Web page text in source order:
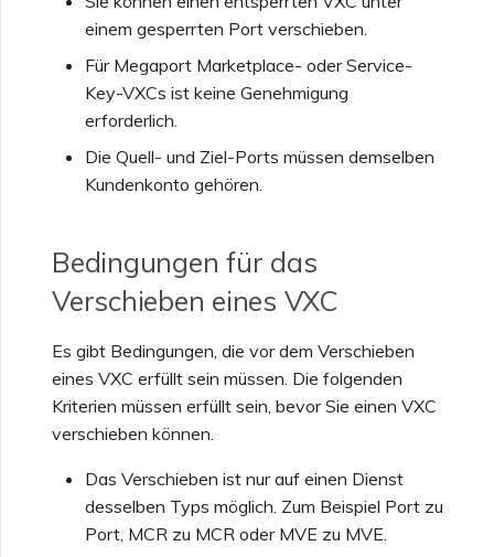
Portal
Connect
VMware Cloud
Salesforce-MCR-
Verbindungen
Cloud
Funktionsweise von NAT
MCR-Peering für private
Check Point CloudGuard
Fortinet FortiGate
Juniper
Peplink FusionHub
Versa SD-WAN
VMware SD-WAN
Sicherheitseinstellungen
Anzeigen von
Aktivitätsprotokollen
Überwachen von
Sperren von Megaport-
Diensten
Megaport Letter of
Authorization
MVE-Abrechnung
Abrechnung von VXC,
Megaport Internet und IX
Erstellen einer Megaport
Internet-Verbindung
Erstellen eines MCR
Erstellen eines MCR VXC
Erstellen eines VXC zu
Azure über MCR
Erstellen eines VXC zu
AWS über MVE
Azure über MVE
Provider
Testen in der Staging-
Umgebung
Sicherheitsverantwortung
FAQs zur Megaport-
Portal-Authentifizierung
FAQs zum Veralten der X-
Auth-Tokens
Funktionen und
einem gesperrten Port verschieben.
Für Megaport Marketplace- oder Service-
Key-VXCs ist keine Genehmigung
erforderlich.
Die Quell- und Ziel-Ports müssen demselben
Kundenkonto gehören.
Bedingungen für das
Verschieben eines VXC
Es gibt Bedingungen, die vor dem Verschieben
eines VXC erfüllt sein müssen. Die folgenden
Kriterien müssen erfüllt sein, bevor Sie einen VXC
verschieben können.
Das Verschieben ist nur auf einen Dienst
desselben Typs möglich. Zum Beispiel Port zu
Port, MCR zu MCR oder MVE zu MVE.